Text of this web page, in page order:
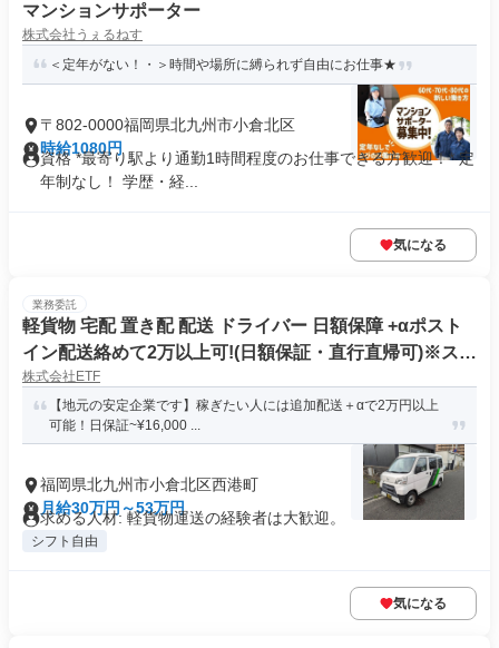
マンションサポーター
株式会社うぇるねす
＜定年がない！・＞時間や場所に縛られず自由にお仕事★
〒802-0000福岡県北九州市小倉北区
時給1080円
資格 *最寄り駅より通勤1時間程度のお仕事できる方歓迎！* 定
年制なし！ 学歴・経...
気になる
業務委託
軽貨物 宅配 置き配 配送 ドライバー 日額保障 +αポスト
イン配送絡めて2万以上可!(日額保証・直行直帰可)※スマ
ホ操作で簡単に配送
株式会社ETF
【地元の安定企業です】稼ぎたい人には追加配送＋αで2万円以上
可能！日保証~¥16,000 ...
福岡県北九州市小倉北区西港町
月給30万円～53万円
求める人材: 軽貨物運送の経験者は大歓迎。
シフト自由
気になる